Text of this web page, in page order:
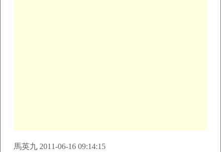
馬英九 2011-06-16 09:14:15